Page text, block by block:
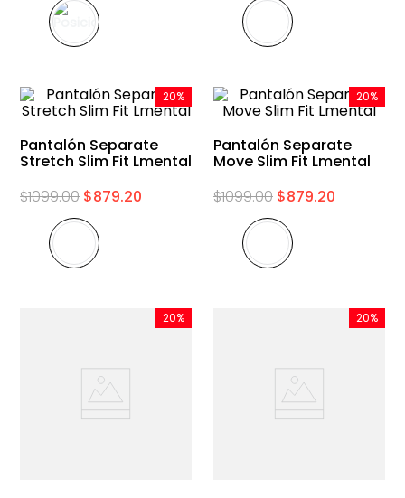
20%
Pantalón Separate
Stretch Slim Fit Lmental
$1099.00 $879.20
20%
Pantalón Separate
Move Slim Fit Lmental
$1099.00 $879.20
20% 20%
abrigo